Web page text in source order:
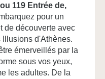
119 Entrée de,
pour un
de découverte avec
d'Athènes.
émerveillés par la
sous vos yeux,
les adultes. De la
4492